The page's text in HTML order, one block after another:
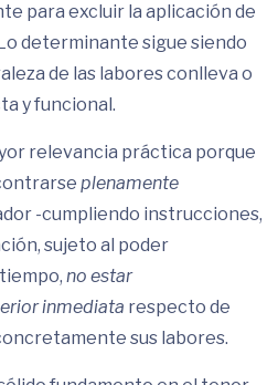
para excluir la aplicación de
determinante sigue siendo
de las labores conlleva o
y funcional.
relevancia práctica porque
plenamente
-cumpliendo instrucciones,
sujeto al poder
no estar
inmediata respecto de
sus labores.